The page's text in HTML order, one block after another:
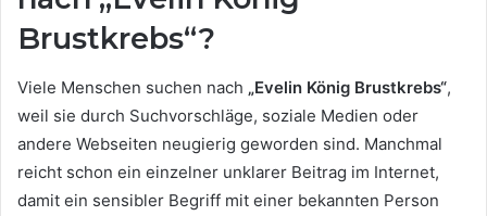
Brustkrebs“?
Viele Menschen suchen nach „Evelin König Brustkrebs“,
weil sie durch Suchvorschläge, soziale Medien oder
andere Webseiten neugierig geworden sind. Manchmal
reicht schon ein einzelner unklarer Beitrag im Internet,
damit ein sensibler Begriff mit einer bekannten Person